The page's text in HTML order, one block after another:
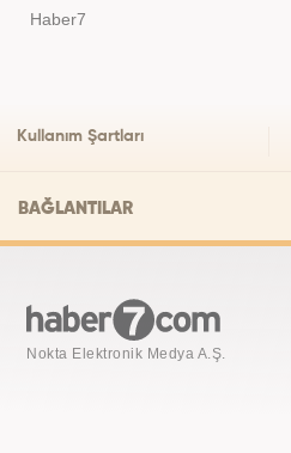
Haber7
Kullanım Şartları
BAĞLANTILAR
Nokta Elektronik Medya A.Ş.